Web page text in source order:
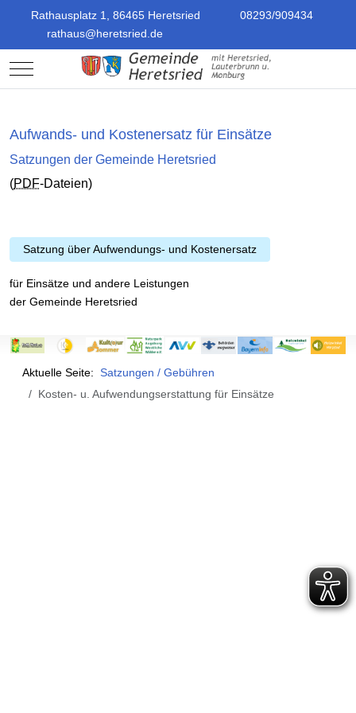
Rathausplatz 1, 86465 Heretsried
08293/909434
rathaus@heretsried.de
Mobile Menu Toggle
Aufwands- und Kostenersatz für Einsätze
Satzungen der Gemeinde Heretsried
(PDF-Dateien)
Satzung über Aufwendungs- und Kostenersatz
für Einsätze und andere Leistungen
der Gemeinde Heretsried
Aktuelle Seite: Satzungen / Gebühren
Kosten- u. Aufwendungserstattung für Einsätze